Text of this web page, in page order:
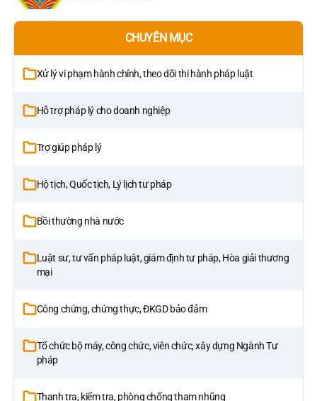
CHUYÊN MỤC
Xử lý vi phạm hành chính, theo dõi thi hành pháp luật
Hỗ trợ pháp lý cho doanh nghiệp
Trợ giúp pháp lý
Hộ tịch, Quốc tịch, Lý lịch tư pháp
Bồi thường nhà nước
Luật sư, tư vấn pháp luật, giám định tư pháp, Hòa giải thương
mại
Công chứng, chứng thực, ĐKGD bảo đảm
Tổ chức bộ máy, công chức, viên chức, xây dựng Ngành Tư
pháp
Thanh tra, kiểm tra, phòng chống tham nhũng